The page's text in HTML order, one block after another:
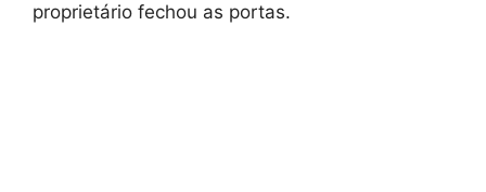
proprietário fechou as portas.